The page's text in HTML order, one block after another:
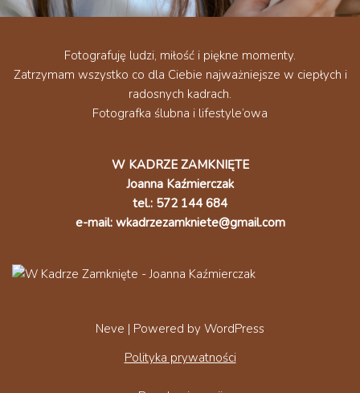
Fotografuję ludzi, miłość i piękne momenty.
Zatrzymam wszystko co dla Ciebie najważniejsze w ciepłych i
radosnych kadrach.
Fotografka ślubna i lifestyle’owa
W KADRZE ZAMKNIĘTE
Joanna Kaźmierczak
tel.: 572 144 684
e-mail: wkadrzezamkniete@gmail.com
Neve | Powered by WordPress
Polityka prywatności